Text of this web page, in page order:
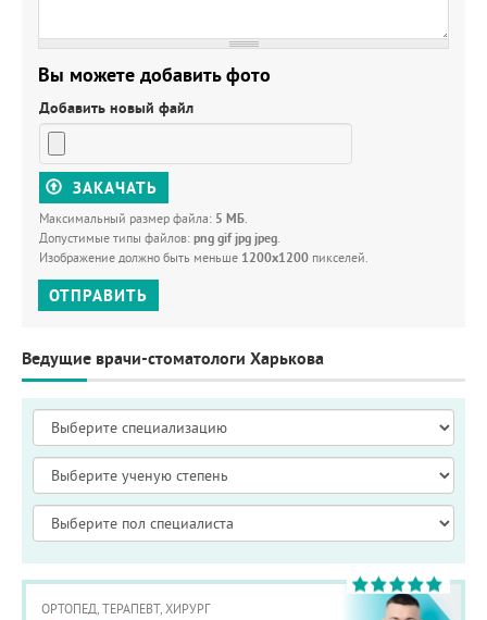
Вы можете добавить фото
Добавить новый файл
ЗАКАЧАТЬ
Максимальный размер файла: 5 МБ.
Допустимые типы файлов: png gif jpg jpeg.
Изображение должно быть меньше 1200x1200 пикселей.
ОТПРАВИТЬ
Ведущие врачи-стоматологи Харькова
ОРТОПЕД, ТЕРАПЕВТ, ХИРУРГ